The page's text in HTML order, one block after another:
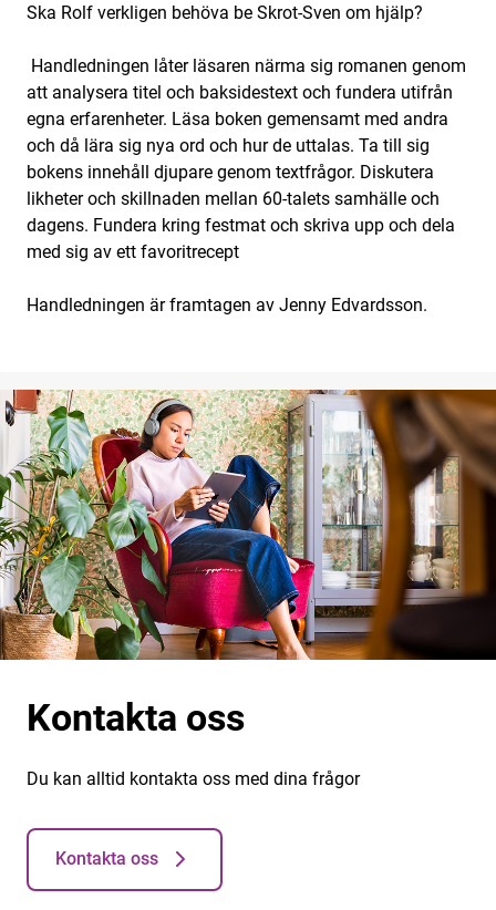
Ska Rolf verkligen behöva be Skrot-Sven om hjälp?
Handledningen låter läsaren närma sig romanen genom
att analysera titel och baksidestext och fundera utifrån
egna erfarenheter. Läsa boken gemensamt med andra
och då lära sig nya ord och hur de uttalas. Ta till sig
bokens innehåll djupare genom textfrågor. Diskutera
likheter och skillnaden mellan 60-talets samhälle och
dagens. Fundera kring festmat och skriva upp och dela
med sig av ett favoritrecept
Handledningen är framtagen av Jenny Edvardsson.
Kontakta oss
Du kan alltid kontakta oss med dina frågor
Kontakta oss